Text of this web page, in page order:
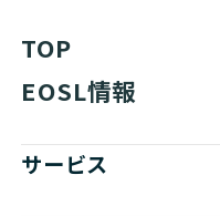
TOP
EOSL情報
サービス